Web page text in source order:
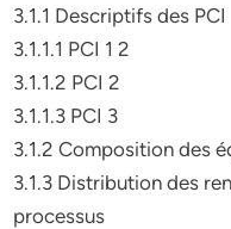
3.1.1 Descriptifs des PCI
3.1.1.1 PCI 1 2
3.1.1.2 PCI 2
3.1.1.3 PCI 3
3.1.2 Composition des
3.1.3 Distribution des
processus